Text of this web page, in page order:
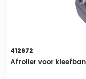
412672
Afroller voor